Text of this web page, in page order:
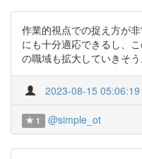
作業的視点での捉え方が
にも十分適応できるし、
の職域も拡大していきそ
2023-08-15 05:06:19
1 @simple_ot